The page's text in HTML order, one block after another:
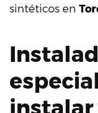
sintéticos en
instalar